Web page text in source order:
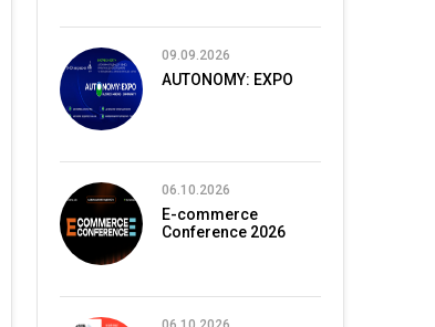
09.09.2026
AUTONOMY: EXPO
06.10.2026
E-commerce
Conference 2026